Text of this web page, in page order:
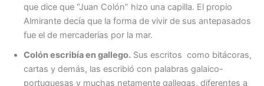
que dice que “Juan Colón” hizo una capilla. El propio
Almirante decía que la forma de vivir de sus antepasados
fue el de mercaderías por la mar.
Colón escribía en gallego. Sus escritos como bitácoras,
cartas y demás, las escribió con palabras galaico-
portuguesas y muchas netamente gallegas, diferentes a